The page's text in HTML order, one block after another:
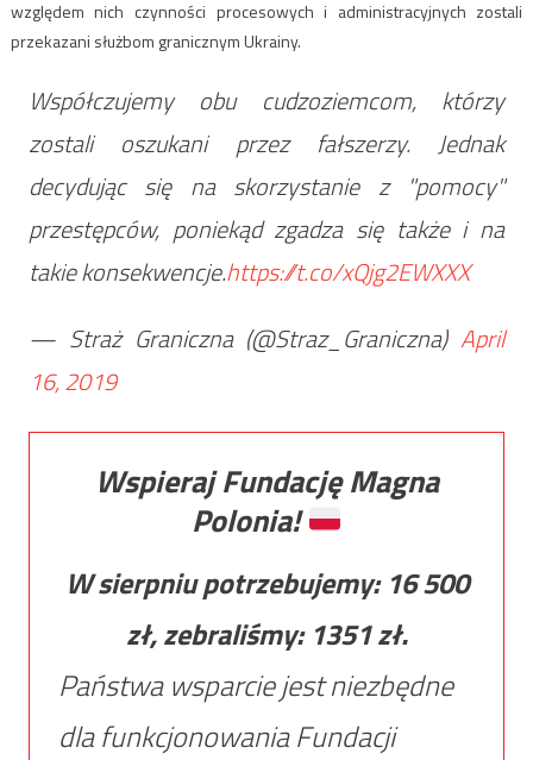
względem nich czynności procesowych i administracyjnych zostali
przekazani służbom granicznym Ukrainy.
Współczujemy obu cudzoziemcom, którzy
zostali oszukani przez fałszerzy. Jednak
decydując się na skorzystanie z "pomocy"
przestępców, poniekąd zgadza się także i na
takie konsekwencje.https://t.co/xQjg2EWXXX
— Straż Graniczna (@Straz_Graniczna)April
16, 2019
Wspieraj Fundację Magna
Polonia!
W sierpniu potrzebujemy: 16 500
zł, zebraliśmy: 1351zł.
Państwa wsparcie jest niezbędne
dla funkcjonowania Fundacji